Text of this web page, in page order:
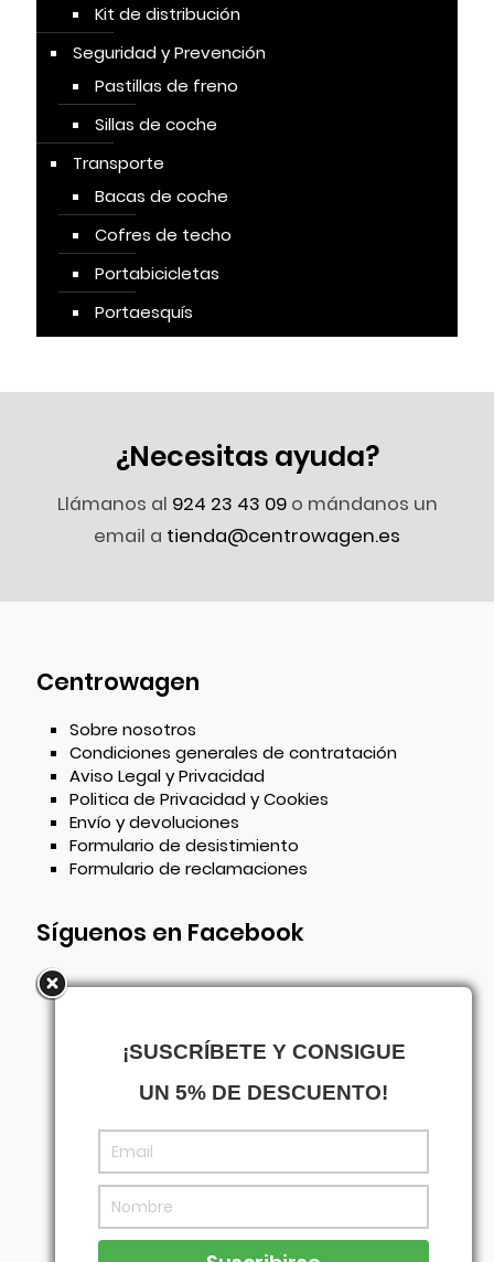
Kit de distribución
Seguridad y Prevención
Pastillas de freno
Sillas de coche
Transporte
Bacas de coche
Cofres de techo
Portabicicletas
Portaesquís
¿Necesitas ayuda?
Llámanos al 924 23 43 09o mándanos un
email a tienda@centrowagen.es
Centrowagen
Sobre nosotros
Condiciones generales de contratación
Aviso Legal y Privacidad
Politica de Privacidad y Cookies
Envío y devoluciones
Formulario de desistimiento
Formulario de reclamaciones
Síguenos en Facebook
¡SUSCRÍBETE Y CONSIGUE
UN 5% DE DESCUENTO!